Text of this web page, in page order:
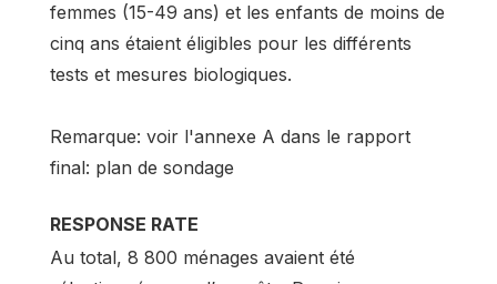
femmes (15-49 ans) et les enfants de moins de
cinq ans étaient éligibles pour les différents
tests et mesures biologiques.
Remarque: voir l'annexe A dans le rapport
final: plan de sondage
RESPONSE RATE
Au total, 8 800 ménages avaient été